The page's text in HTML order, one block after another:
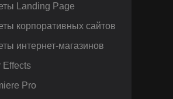
Landing Page
корпоративных сайтов
интернет-магазинов
Effects
Pro